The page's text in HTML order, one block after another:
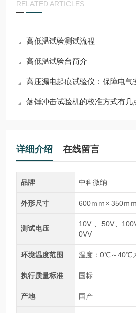
RELATED ARTICLES
高低温试验测试流程
高低温试验台简介
高压漏电起痕试验仪：保障电气
落锤冲击试验机的校准方式有几
详细介绍 在线留言
品牌 中科微纳
外形尺寸 600ｍｍ× 350ｍ
测试电压
10V 、50V、
0VV
环境温度范围 温度：0℃～40℃,
执行质量标准 国标
产地 国产